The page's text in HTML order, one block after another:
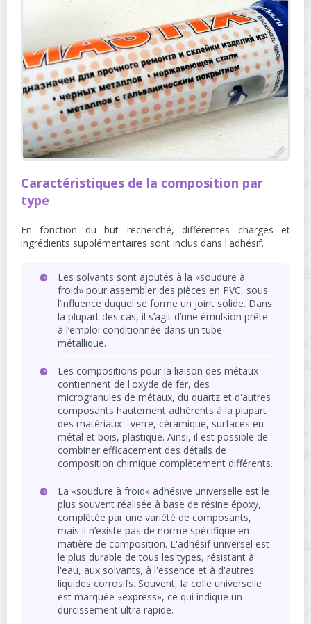
Caractéristiques de la composition par
type
En fonction du but recherché, différentes charges et
ingrédients supplémentaires sont inclus dans l'adhésif.
Les solvants sont ajoutés à la «soudure à
froid» pour assembler des pièces en PVC, sous
l’influence duquel se forme un joint solide. Dans
la plupart des cas, il s’agit d’une émulsion prête
à l’emploi conditionnée dans un tube
métallique.
Les compositions pour la liaison des métaux
contiennent de l'oxyde de fer, des
microgranules de métaux, du quartz et d'autres
composants hautement adhérents à la plupart
des matériaux - verre, céramique, surfaces en
métal et bois, plastique. Ainsi, il est possible de
combiner efficacement des détails de
composition chimique complètement différents.
La «soudure à froid» adhésive universelle est le
plus souvent réalisée à base de résine époxy,
complétée par une variété de composants,
mais il n’existe pas de norme spécifique en
matière de composition. L'adhésif universel est
le plus durable de tous les types, résistant à
l'eau, aux solvants, à l'essence et à d'autres
liquides corrosifs. Souvent, la colle universelle
est marquée «express», ce qui indique un
durcissement ultra rapide.